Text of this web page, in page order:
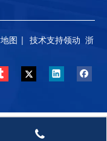
图 | 技术支持领动 浙